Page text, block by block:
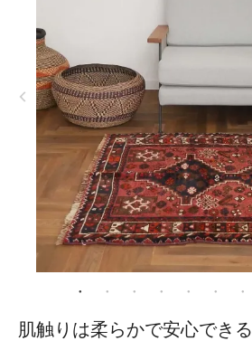
肌触りは柔らかで安心できる